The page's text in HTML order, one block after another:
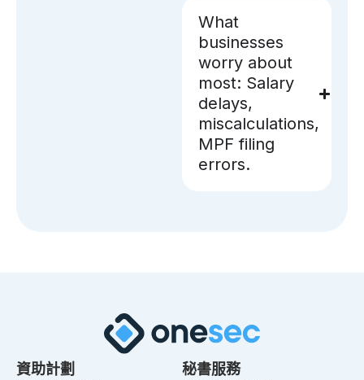
What
businesses
worry about
most: Salary
delays,
miscalculations,
MPF filing
errors.
資助計劃
秘書服務